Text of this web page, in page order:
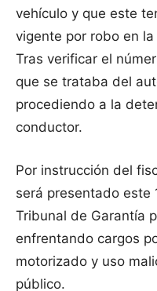
vehículo y que este
vigente por robo en
Tras verificar el
que se trataba del
procediendo a la
conductor.
Por instrucción del
será presentado este
Tribunal de Garantía
enfrentando cargos
motorizado y uso
público.